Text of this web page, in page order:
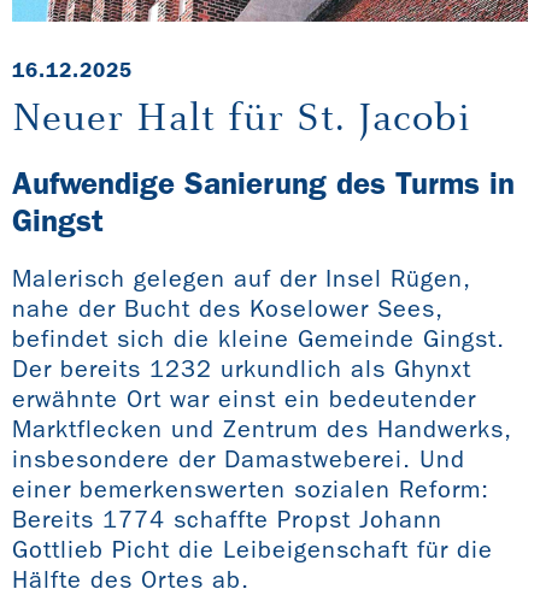
16.12.2025
Neuer Halt für St. Jacobi
Aufwendige Sanierung des Turms in
Gingst
Malerisch gelegen auf der Insel Rügen,
nahe der Bucht des Koselower Sees,
befindet sich die kleine Gemeinde Gingst.
Der bereits 1232 urkundlich als Ghynxt
erwähnte Ort war einst ein bedeutender
Marktflecken und Zentrum des Handwerks,
insbesondere der Damastweberei. Und
einer bemerkenswerten sozialen Reform:
Bereits 1774 schaffte Propst Johann
Gottlieb Picht die Leibeigenschaft für die
Hälfte des Ortes ab.